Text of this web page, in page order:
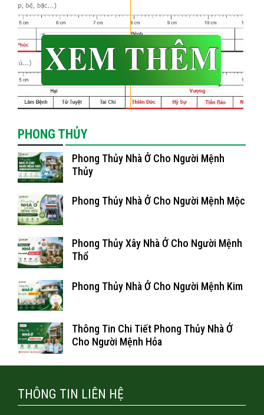
PHONG THỦY
Phong Thủy Nhà Ở Cho Người Mệnh
Thủy
Phong Thủy Nhà Ở Cho Người Mệnh Mộc
Phong Thủy Xây Nhà Ở Cho Người Mệnh
Thổ
Phong Thủy Nhà Ở Cho Người Mệnh Kim
Thông Tin Chi Tiết Phong Thủy Nhà Ở
Cho Người Mệnh Hỏa
THÔNG TIN LIÊN HỆ